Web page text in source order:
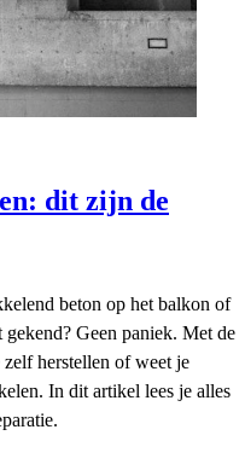
dit zijn de
beton op het balkon of
Geen paniek. Met de
herstellen of weet je
In dit artikel lees je alles